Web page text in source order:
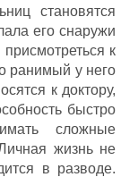
становятся
его снаружи
к
ранимый у него
к доктору,
быстро
сложные
жизнь не
в разводе.